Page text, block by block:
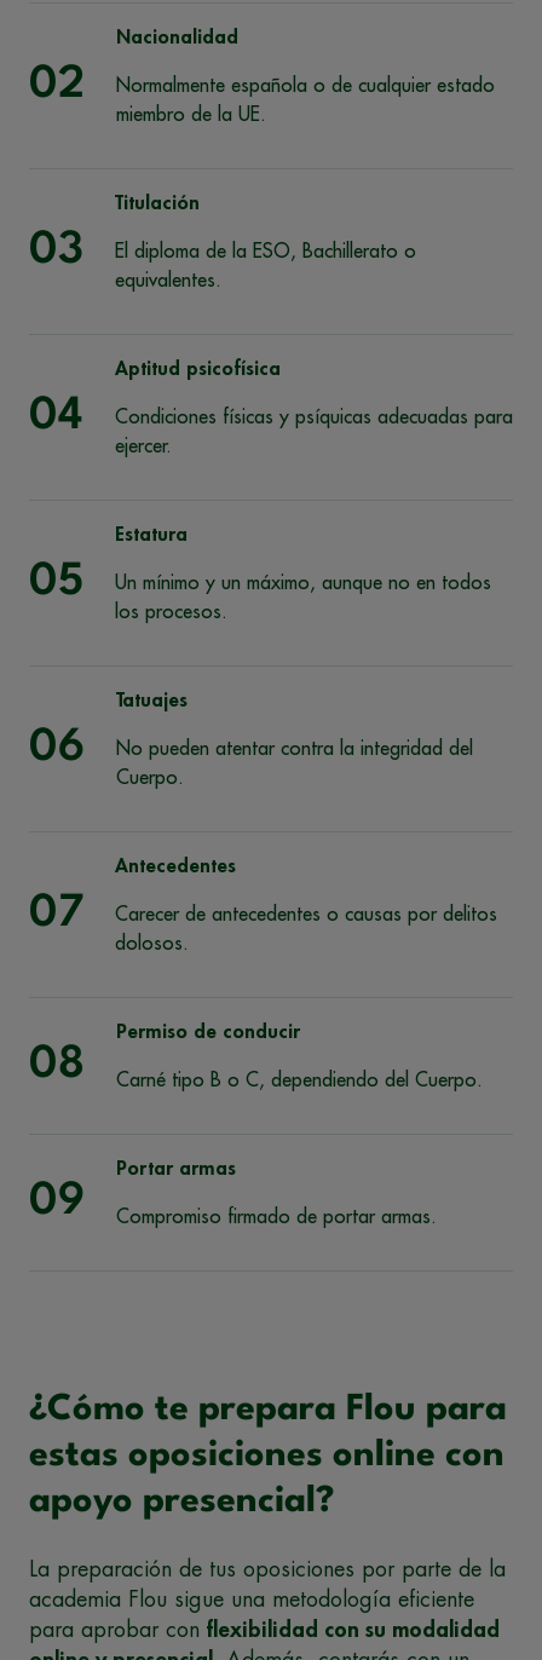
02
Nacionalidad
Normalmente española o de cualquier estado
miembro de la UE.
03
Titulación
El diploma de la ESO, Bachillerato o
equivalentes.
04
Aptitud psicofísica
Condiciones físicas y psíquicas adecuadas para
ejercer.
05
Estatura
Un mínimo y un máximo, aunque no en todos
los procesos.
06
Tatuajes
No pueden atentar contra la integridad del
Cuerpo.
07
Antecedentes
Carecer de antecedentes o causas por delitos
dolosos.
08
Permiso de conducir
Carné tipo B o C, dependiendo del Cuerpo.
09
Portar armas
Compromiso firmado de portar armas.
¿Cómo te prepara Flou para
estas oposiciones online con
apoyo presencial?
La preparación de tus oposiciones por parte de la
academia Flou sigue una metodología eficiente
para aprobar con flexibilidad con su modalidad